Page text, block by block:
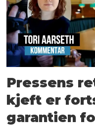
Pressens
kjeft er
garantien